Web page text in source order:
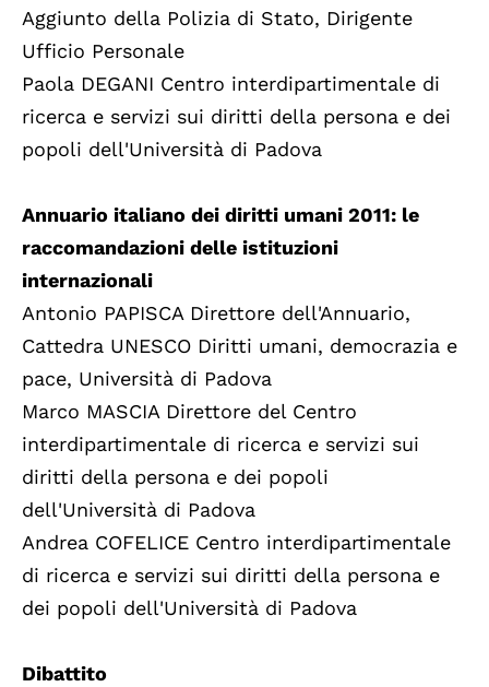
Aggiunto della Polizia di Stato, Dirigente
Ufficio Personale
Paola DEGANI Centro interdipartimentale di
ricerca e servizi sui diritti della persona e dei
popoli dell'Università di Padova
Annuario italiano dei diritti umani 2011: le
raccomandazioni delle istituzioni
internazionali
Antonio PAPISCA Direttore dell'Annuario,
Cattedra UNESCO Diritti umani, democrazia e
pace, Università di Padova
Marco MASCIA Direttore del Centro
interdipartimentale di ricerca e servizi sui
diritti della persona e dei popoli
dell'Università di Padova
Andrea COFELICE Centro interdipartimentale
di ricerca e servizi sui diritti della persona e
dei popoli dell'Università di Padova
Dibattito